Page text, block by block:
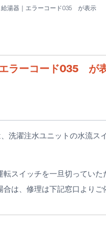
給湯器｜エラーコード035 が表示
ラーコード035 が
洗濯注水ユニットの水流ス
転スイッチを一旦切っていた
合は、修理は下記窓口よりご